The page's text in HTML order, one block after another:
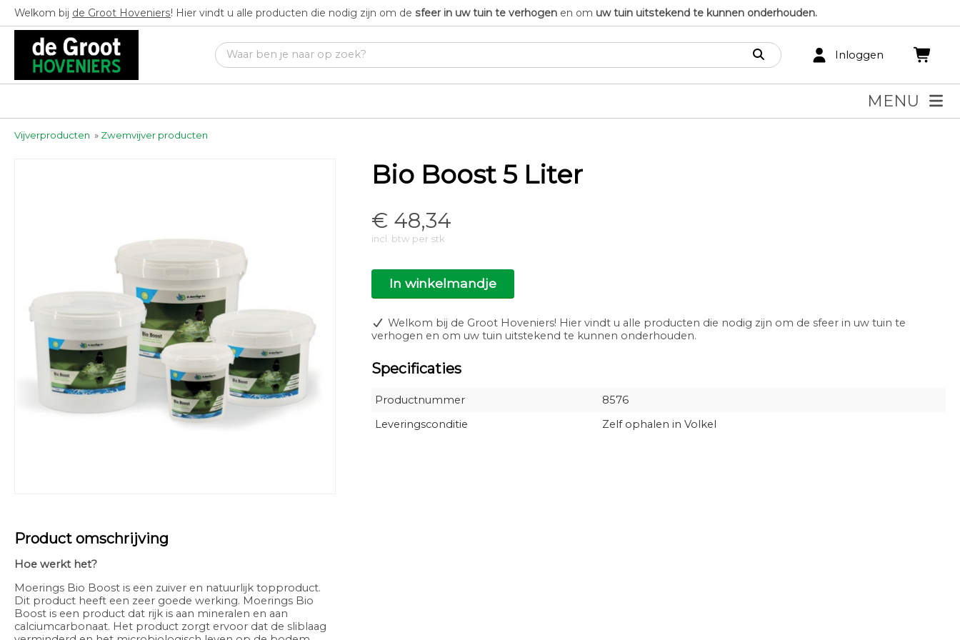
Welkom bij de Groot Hoveniers! Hier vindt u alle producten die nodig zijn om de sfeer in uw tuin te verhogen en om uw tuin uitstekend te kunnen onderhouden.
Inloggen
MENU
Vijverproducten » Zwemvijver producten
Product omschrijving
Hoe werkt het?
Moerings Bio Boost is een zuiver en natuurlijk topproduct.
Dit product heeft een zeer goede werking. Moerings Bio
Boost is een product dat rijk is aan mineralen en aan
calciumcarbonaat. Het product zorgt ervoor dat de sliblaag
Bio Boost 5 Liter
€ 48,34
incl. btw per stk
In winkelmandje
Welkom bij de Groot Hoveniers! Hier vindt u alle producten die nodig zijn om de sfeer in uw tuin te
verhogen en om uw tuin uitstekend te kunnen onderhouden.
Specificaties
Productnummer
8576
Leveringsconditie
Zelf ophalen in Volkel